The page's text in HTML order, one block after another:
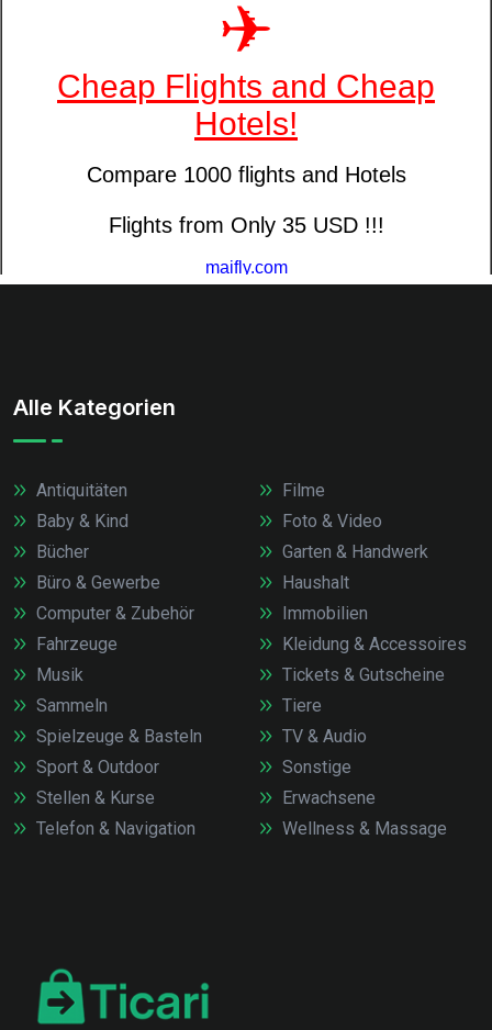
Alle Kategorien
Antiquitäten
Baby & Kind
Bücher
Büro & Gewerbe
Computer & Zubehör
Fahrzeuge
Filme
Foto & Video
Garten & Handwerk
Haushalt
Immobilien
Kleidung & Accessoires
Musik
Sammeln
Spielzeuge & Basteln
Sport & Outdoor
Stellen & Kurse
Telefon & Navigation
Tickets & Gutscheine
Tiere
TV & Audio
Sonstige
Erwachsene
Wellness & Massage